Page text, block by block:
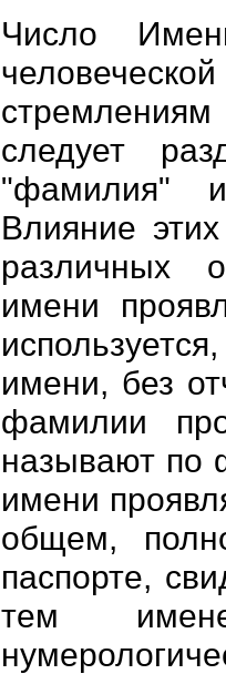
Число
следует
"фамилия"
Влияние
различных
имени
имени, без
фамилии
называют по
имени
общем,
паспорте,
тем